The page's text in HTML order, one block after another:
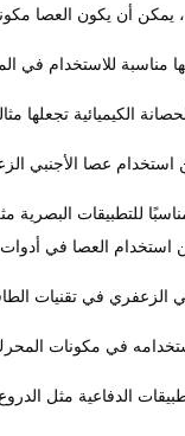
يمكن أن يكون العصا
مناسبة للاستخدام في
الكيميائية تجعلها
استخدام عصا الأجنبي
للتطبيقات البصرية
العصا في أدوات
في تقنيات
في مكونات المحرك
الدفاعية مثل